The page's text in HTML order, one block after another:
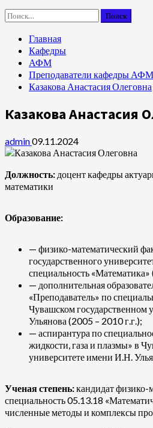
Найти:
Главная
Кафедры
АФМ
Преподаватели кафедры АФМ
Казакова Анастасия Олеговна
Казакова Анастасия
admin09.11.2024
Должность: доцент кафедры
математики
Образование:
— физико-математический
государственного
специальность
— дополнительная
«Преподаватель» по
Чувашском государственном
Ульянова (2005 – 2010 г.г.);
— аспирантура по
жидкости, газа и плазмы» в
университете имени И.Н.
Ученая степень:кандидат физико-
специальность 05.13.18
численные методы и комплексы